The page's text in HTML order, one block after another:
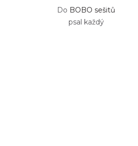
Do BOBO sešitů
psal každý